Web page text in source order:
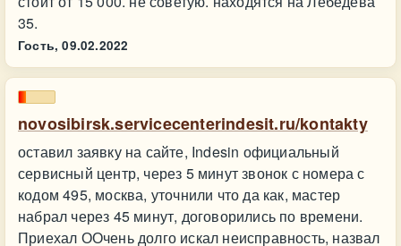
35.
Гость, 09.02.2022
novosibirsk.servicecenterindesit.ru/kontakty
оставил заявку на сайте, Indesin официальный
сервисный центр, через 5 минут звонок с номера с
кодом 495, москва, уточнили что да как, мастер
набрал через 45 минут, договорились по времени.
Приехал ООчень долго искал неисправность, назвал